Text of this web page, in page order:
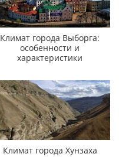
Климат города Выборга:
особенности и
характеристики
Климат города Хунзаха